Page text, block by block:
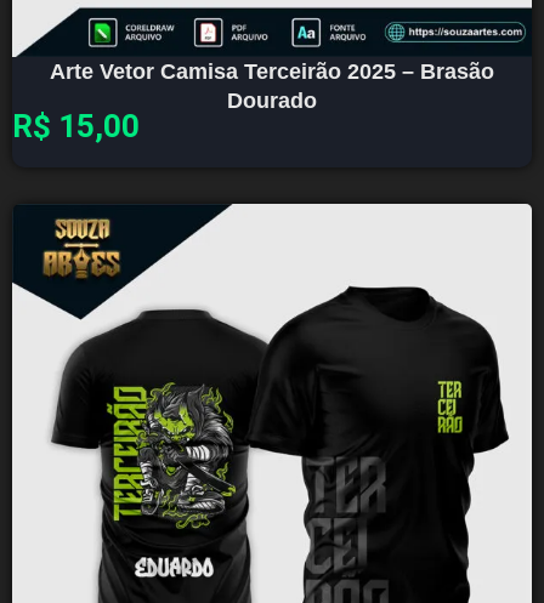
Arte Vetor Camisa Terceirão 2025 – Brasão
Dourado
R$ 15,00